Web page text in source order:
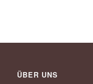
ÜBER UNS